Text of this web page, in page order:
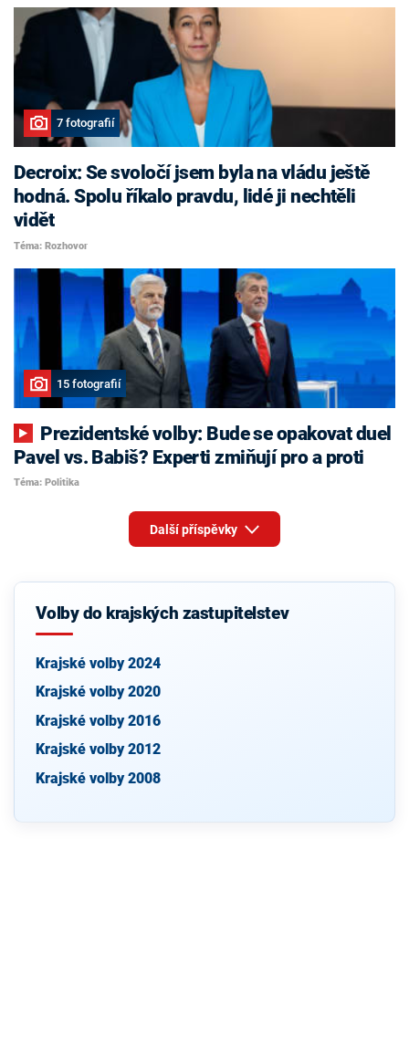
7 fotografií
Decroix: Se svoločí jsem byla na vládu ještě
hodná. Spolu říkalo pravdu, lidé ji nechtěli
vidět
Téma: Rozhovor
15 fotografií
Pavel vs. Babiš? Experti zmiňují pro a proti
Téma: Politika
Další příspěvky
Volby do krajských zastupitelstev
Krajské volby 2024
Krajské volby 2020
Krajské volby 2016
Krajské volby 2012
Krajské volby 2008